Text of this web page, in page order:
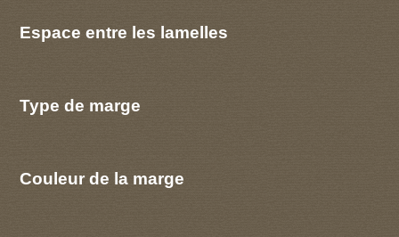
Espace entre les lamelles
Type de marge
Couleur de la marge